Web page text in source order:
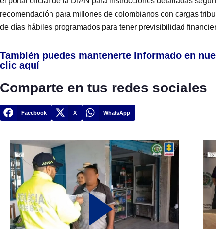
recomendación para millones de colombianos con cargas
de días hábiles programados para tener previsibilidad
También puedes mantenerte informado en
clic aquí
Comparte en tus redes sociales
Facebook X WhatsApp